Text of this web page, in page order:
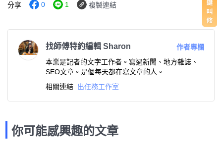
分享 0 1 複製連結
找師傅特約編輯 Sharon
作者專欄
本業是記者的文字工作者。寫過新聞、地方雜誌、
SEO文章。是個每天都在寫文章的人。
相關連結 出任務工作室
你可能感興趣的文章